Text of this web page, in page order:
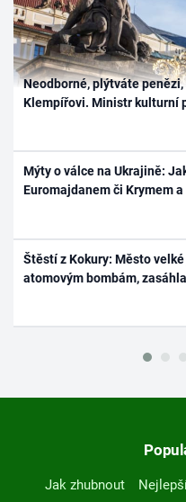
Neodborné, plýtváte
Klempířovi. Ministr kulturní
Mýty o válce na Ukrajině:
Euromajdanem či Krymem
Štěstí z Kokury: Město
atomovým bombám,
Jak zhubnout